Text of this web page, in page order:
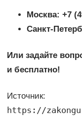
Москва: +7
Санкт-
Или задайте
и бесплатно!
Источник:
https://